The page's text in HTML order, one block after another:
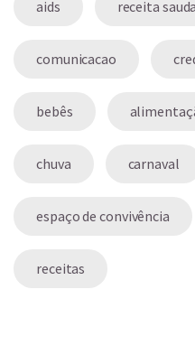
aids receita
comunicacao
bebês
chuva carnaval
espaço de convivência
receitas